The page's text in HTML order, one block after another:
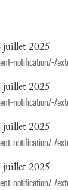
juillet 2025
notification/-/
juillet 2025
notification/-/
juillet 2025
notification/-/
juillet 2025
notification/-/